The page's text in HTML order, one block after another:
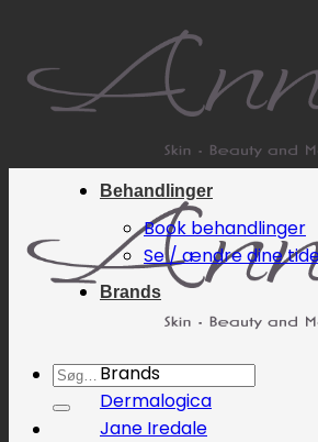
indhold
Søg
efter:
Behandlinger
Book behandlinger
Se / ændre dine
Brands
Brands
Dermalogica
Jane Iredale